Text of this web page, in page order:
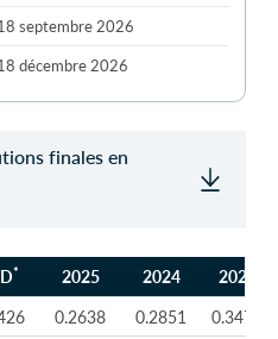
septembre 2026
décembre 2026
finales en
* 2025 2024
2023
* 2025 2024 2023
0.2638 0.2851 0.3476